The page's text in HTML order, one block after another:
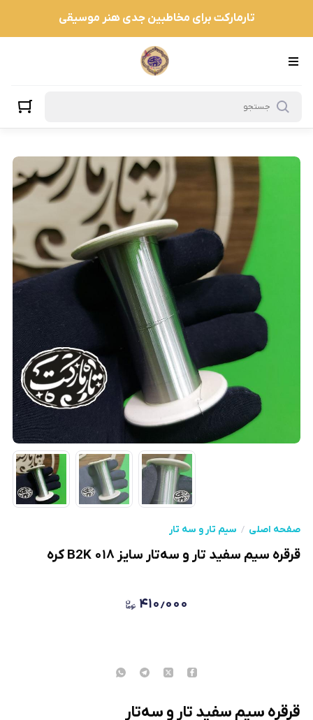
تارمارکت برای مخاطبین جدی هنر موسیقی
صفحه اصلی سیم تار و سه تار
قرقره سیم سفید تار و سه‌تار سایز ۰۱۸ B2K کره
۴۱۰٫۰۰۰
قرقره سیم سفید تار و سه‌تار